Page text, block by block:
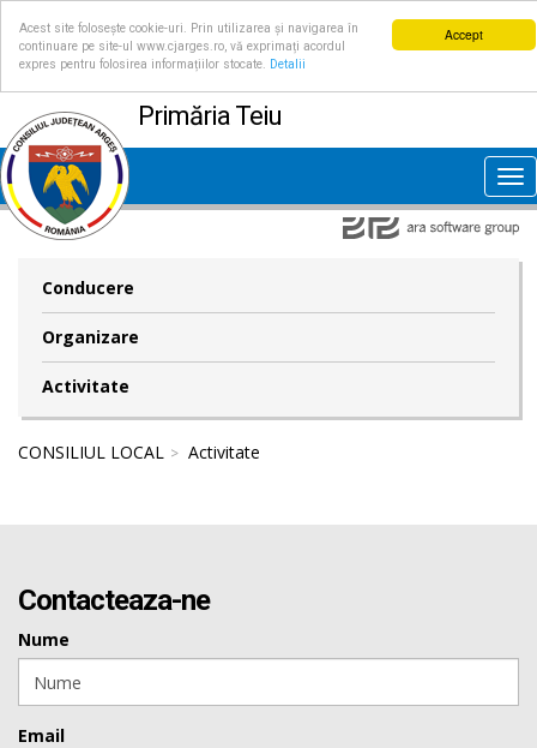
Accept
Acest site folosește cookie-uri. Prin utilizarea și navigarea în
continuare pe site-ul www.cjarges.ro, vă exprimați acordul
expres pentru folosirea informațiilor stocate.
Detalii
Primăria Teiu
Conducere
Organizare
Activitate
CONSILIUL LOCAL Activitate
Contacteaza-ne
Nume
Email